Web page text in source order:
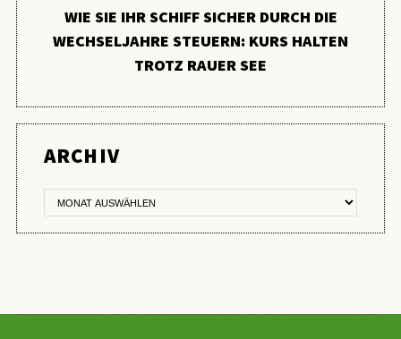
WIE SIE IHR SCHIFF SICHER DURCH DIE
WECHSELJAHRE STEUERN: KURS HALTEN
TROTZ RAUER SEE
ARCHIV